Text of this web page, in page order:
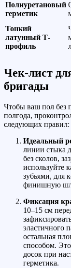
Полиуретановый
герметик
Тонкий
латунный Т-
профиль
Чек-лист
бригады
Чтобы ваш пол без
полгода,
следующих правил:
Идеальный
линии стыка
без сколов,
используйте
зубьями, для
финишную
Фиксация
10–15 см
эластичного
остальная
способом.
досок при
герметика.